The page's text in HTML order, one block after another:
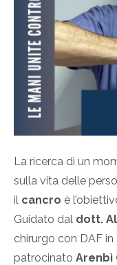
La ricerca di un
sulla vita delle
il cancro è
Guidato dal dott.
chirurgo con DAF in
patrocinato Arenbì